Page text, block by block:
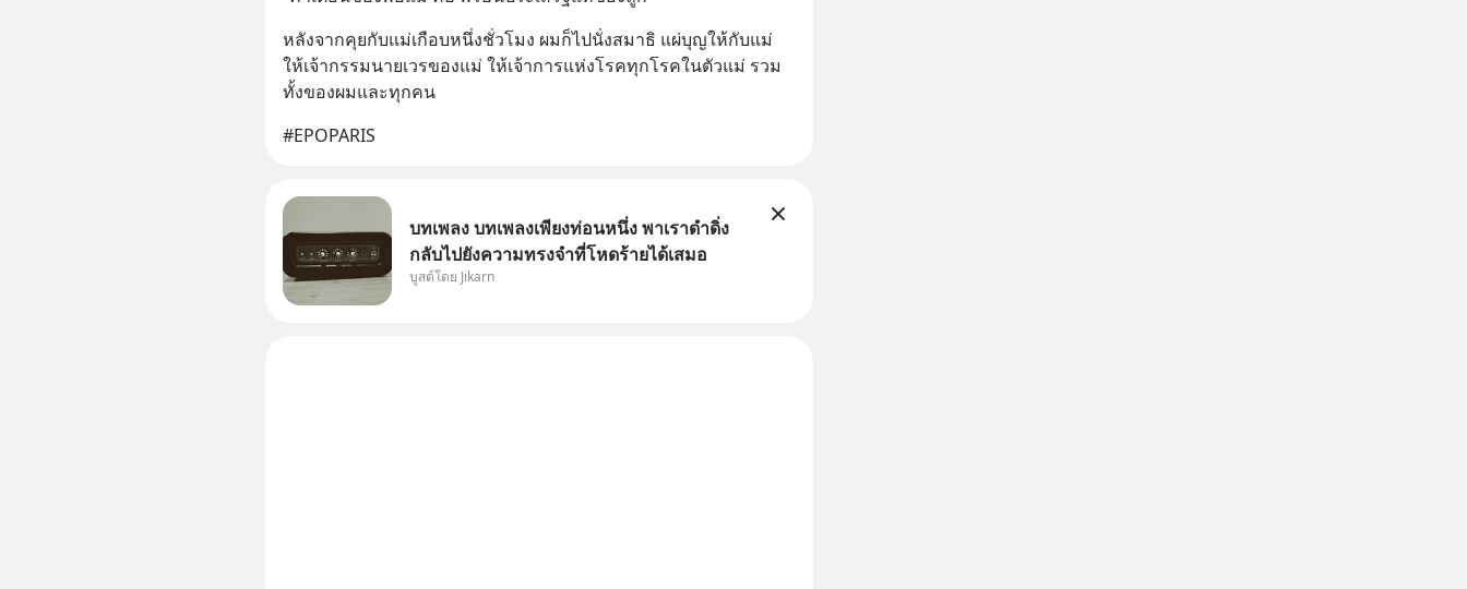
หลังจากคุยกับแม่เกือบหนึ่งชั่วโมง ผมก็ไปนั่งสมาธิ แผ่บุญให้กับแม่
ให้เจ้ากรรมนายเวรของแม่ ให้เจ้าการแห่งโรคทุกโรคในตัวแม่ รวม
ทั้งของผมและทุกคน
#EPOPARIS
บทเพลง บทเพลงเพียงท่อนหนึ่ง พาเราดำดิ่ง
กลับไปยังความทรงจำที่โหดร้ายได้เสมอ
บูสต์โดย Jikarn